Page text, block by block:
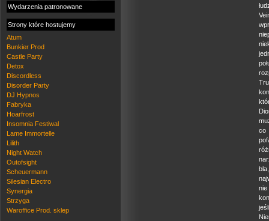
Wydarzenia patronowane
Strony które hostujemy
Atum
Bunkier Prod
Castle Party
Detox
Discordless
Disorder Party
DJ Hypnos
Fabryka
Hoarfrost
Insomnia Festiwal
Lame Immortelle
Lilith
Night Watch
Outofsight
Scheuermann
Silesian Electro
Synergia
Strzyga
Waroffice Prod. sklep
co